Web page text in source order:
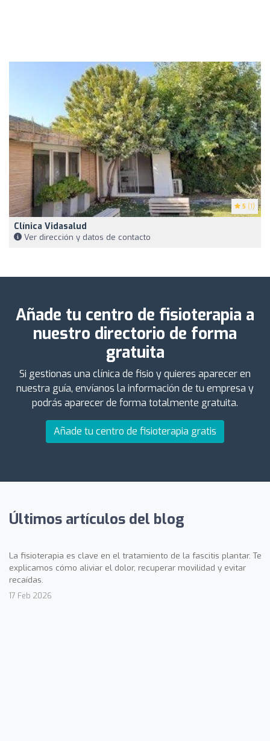
5 (1)
Clínica Vidasalud
Ver dirección y datos de contacto
Añade tu centro de fisioterapia a
nuestro directorio de forma
gratuita
Si gestionas una clínica de fisio y quieres aparecer en
nuestra guía, envíanos la información de tu empresa y
podrás aparecer de forma totalmente gratuita.
Añade tu centro de fisioterapia gratis
Últimos artículos del blog
La fisioterapia es clave en el tratamiento de la fascitis plantar. Te
explicamos cómo aliviar el dolor, recuperar movilidad y evitar
recaídas.
17 Feb 2026